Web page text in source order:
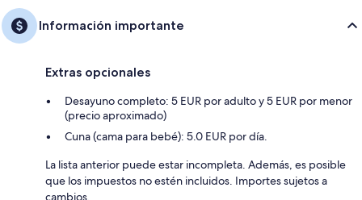
Información importante
Extras opcionales
Desayuno completo: 5 EUR por adulto y 5 EUR por menor
(precio aproximado)
Cuna (cama para bebé): 5.0 EUR por día.
La lista anterior puede estar incompleta. Además, es posible
que los impuestos no estén incluidos. Importes sujetos a
cambios.